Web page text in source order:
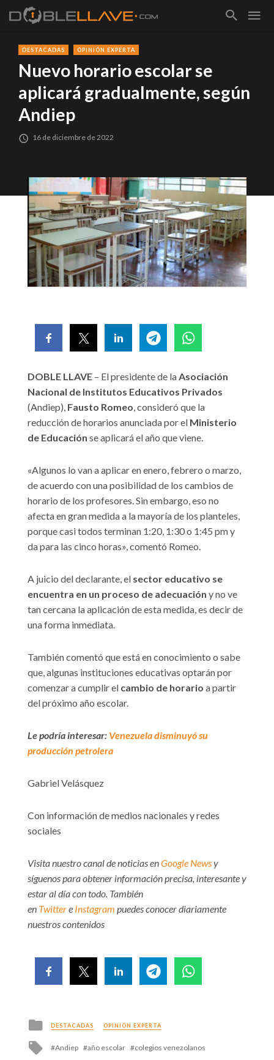
DESTACADAS OPINIÓN EXPERTA
Nuevo horario escolar se
aplicará gradualmente, según
Andiep
16 de diciembre de 2022
DOBLE LLAVE – El presidente de laAsociación
Nacional de Institutos Educativos Privados
(Andiep), Fausto Romeo, consideró que la
reducción de horarios anunciada por el Ministerio
de Educación se aplicará el año que viene.
«Algunos lo van a aplicar en enero, febrero o marzo,
de acuerdo con una posibilidad de los cambios de
horario de los profesores. Sin embargo, eso no
afecta en gran medida a la mayoría de los planteles,
porque casi todos terminan 1:20, 1:30 o 1:45 pm y
da para las cinco horas», comentó Romeo.
A juicio del declarante, el sector educativo se
encuentra en un proceso de adecuación yno ve
tan cercana la aplicación de esta medida, es decir de
una forma inmediata.
También comentó que está en conocimiento o sabe
que, algunas instituciones educativas optarán por
comenzar a cumplir el cambio de horario a partir
del próximo año escolar.
Le podría interesar: Venezuela disminuyó su
producción petrolera
Gabriel Velásquez
Con información de medios nacionales y redes
sociales
Visita nuestro canal de noticias enGoogle Newsy
síguenos para obtener información precisa, interesante y
estar al día con todo. También
en Twittere Instagram puedes conocer diariamente
nuestros contenidos
Posted
in
DESTACADAS OPINIÓN EXPERTA
Tagged
Andiep año escolar
colegios venezolanos